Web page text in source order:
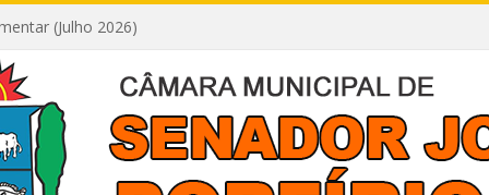
(Julho 2026)